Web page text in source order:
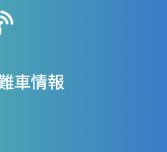
車情報